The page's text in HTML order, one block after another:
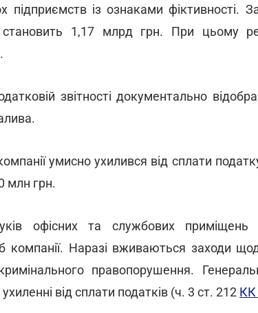
із ознаками фіктивності.
становить 1,17 млрд грн. При цьому
звітності документально
умисно ухилився від сплати
млн грн.
офісних та службових приміщень
компанії. Наразі вживаються заходи
правопорушення.
від сплати податків (ч. 3 ст. 212 КК